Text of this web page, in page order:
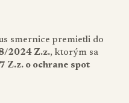
smernice premietli do
2024 Z.z., ktorým sa
Z.z. o ochrane spot